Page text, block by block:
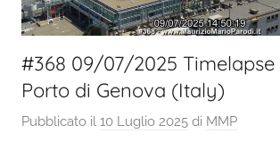
#368 09/07/2025 Timelapse
Porto di Genova (Italy)
Pubblicato il 10 Luglio 2025 di MMP